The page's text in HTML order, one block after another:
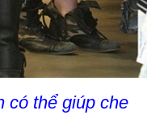
có thể giúp che